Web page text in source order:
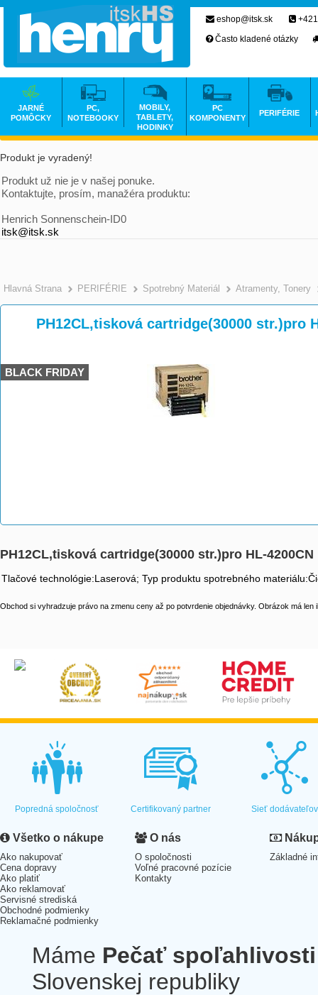
Produkt je vyradený!
Produkt už nie je v našej ponuke.
Kontaktujte, prosím, manažéra produktu:
Henrich Sonnenschein-ID0
itsk@itsk.sk
Hlavná Strana >
PERIFÉRIE >
Spotrebný Materiál >
Atramenty, Tonery
PH12CL,tisková cartridge(30000 str.)pro
BLACK FRIDAY
PH12CL,tisková cartridge(30000 str.)pro HL-4200CN
Tlačové technológie:Laserová; Typ produktu spotrebného
Obchod si vyhradzuje právo na zmenu ceny až po potvrdenie objednávky. Obrázok má len
eshop@itsk.sk
Často kladené otázky
JARNÉ
POMÔCKY
PC,
NOTEBOOKY
MOBILY,
TABLETY,
HODINKY
PC
KOMPONENTY
PERIFÉRIE
Popredná spoločnosť Certifikovaný partner Sieť dodávateľov
Všetko o nákupe
Ako nakupovať
Cena dopravy
Ako platiť
Ako reklamovať
Servisné strediská
Obchodné podmienky
Reklamačné podmienky
O nás
O spoločnosti
Voľné pracovné pozície
Kontakty
Základné
Máme Pečať spoľahlivosti
Slovenskej republiky